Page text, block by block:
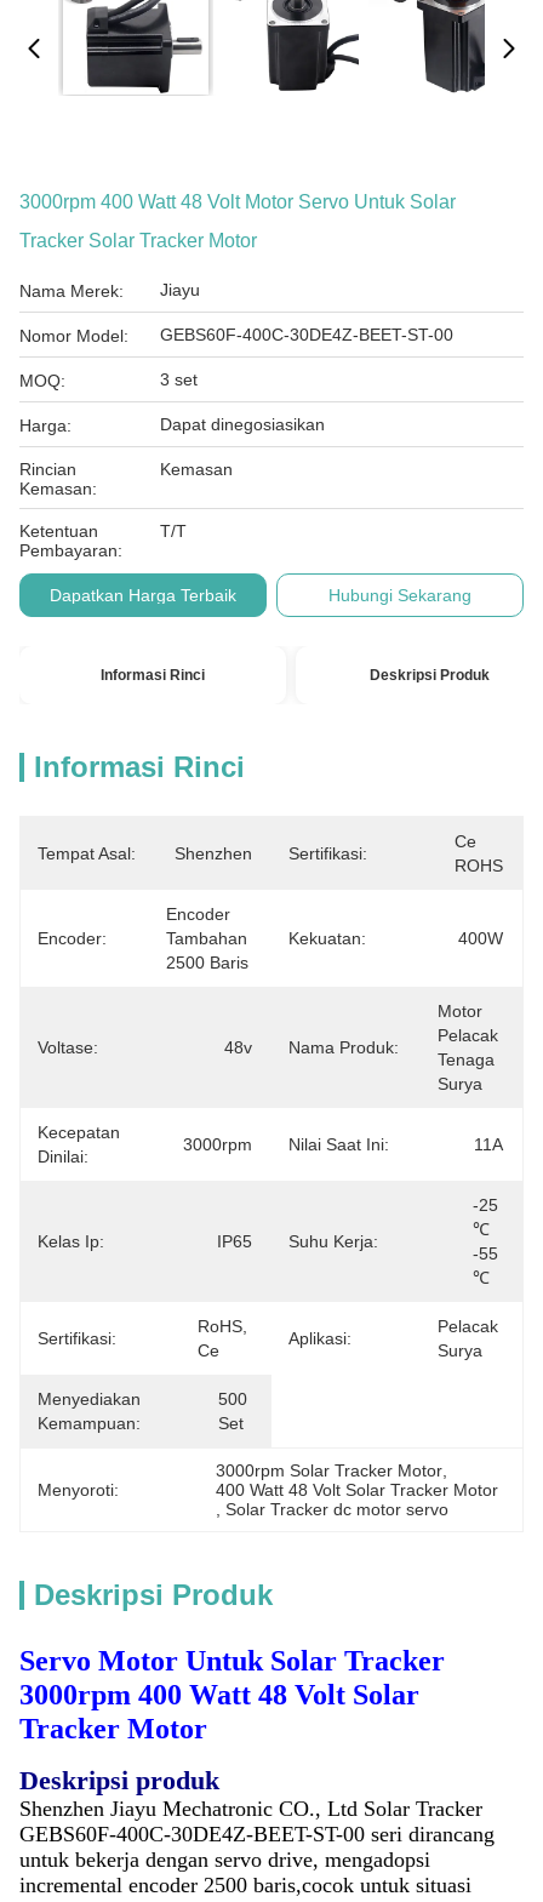
3000rpm 400 Watt 48 Volt Motor Servo Untuk Solar
Tracker Solar Tracker Motor
Nama Merek: Jiayu
Nomor Model: GEBS60F-400C-30DE4Z-BEET-ST-00
MOQ: 3 set
Harga: Dapat dinegosiasikan
Rincian
Kemasan:
Kemasan
Ketentuan
Pembayaran:
T/T
Dapatkan Harga Terbaik Hubungi Sekarang
Informasi Rinci Deskripsi Produk
Informasi Rinci
Tempat Asal: Shenzhen Sertifikasi:
Ce
ROHS
Encoder:
Encoder
Tambahan
2500 Baris
Kekuatan: 400W
Voltase: 48v Nama Produk:
Motor
Pelacak
Tenaga
Surya
Kecepatan
Dinilai:
3000rpm Nilai Saat Ini: 11A
Kelas Ip: IP65 Suhu Kerja:
-25
℃
-55
℃
Sertifikasi:
RoHS,
Ce
Aplikasi:
Pelacak
Surya
Menyediakan
Kemampuan:
500
Set
Menyoroti:
3000rpm Solar Tracker Motor
400 Watt 48 Volt Solar Tracker Motor
, Solar Tracker dc motor servo
Deskripsi Produk
Servo Motor Untuk Solar Tracker
3000rpm 400 Watt 48 Volt Solar
Tracker Motor
Deskripsi produk
Shenzhen Jiayu Mechatronic CO., Ltd Solar Tracker
GEBS60F-400C-30DE4Z-BEET-ST-00 seri dirancang
untuk bekerja dengan servo drive, mengadopsi
incremental encoder 2500 baris,cocok untuk situasi